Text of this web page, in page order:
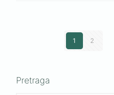
1 2
Pretraga